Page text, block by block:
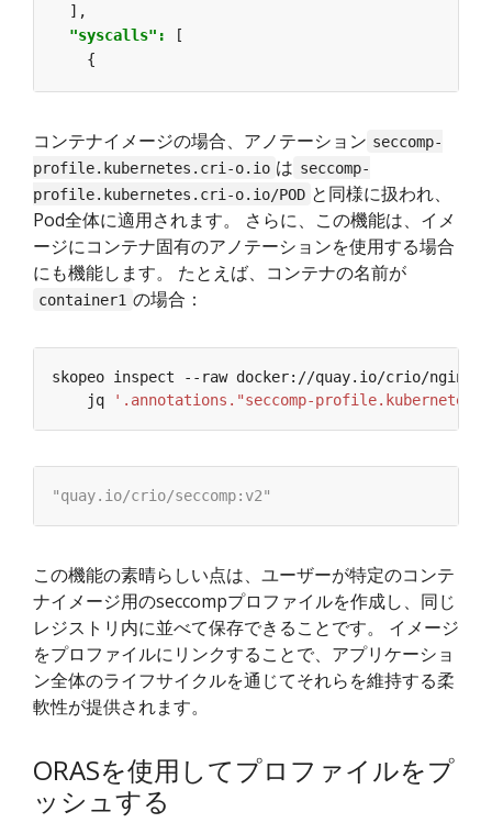
],
"syscalls":
[
{
コンテナイメージの場合、アノテーション seccomp-
profile.kubernetes.cri-o.io は seccomp-
profile.kubernetes.cri-o.io/POD と同様に扱われ、
Pod全体に適用されます。 さらに、この機能は、イメ
ージにコンテナ固有のアノテーションを使用する場合
にも機能します。 たとえば、コンテナの名前が
container1 の場合：
    jq
'.annotations."seccomp-
この機能の素晴らしい点は、ユーザーが特定のコンテ
ナイメージ用のseccompプロファイルを作成し、同じ
レジストリ内に並べて保存できることです。 イメージ
をプロファイルにリンクすることで、アプリケーショ
ン全体のライフサイクルを通じてそれらを維持する柔
軟性が提供されます。
ORASを使用してプロファイルをプ
ッシュする